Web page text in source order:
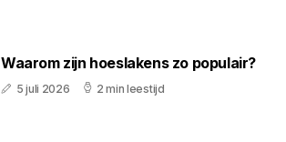
Waarom zijn hoeslakens zo populair?
5 juli 2026 2 min leestijd